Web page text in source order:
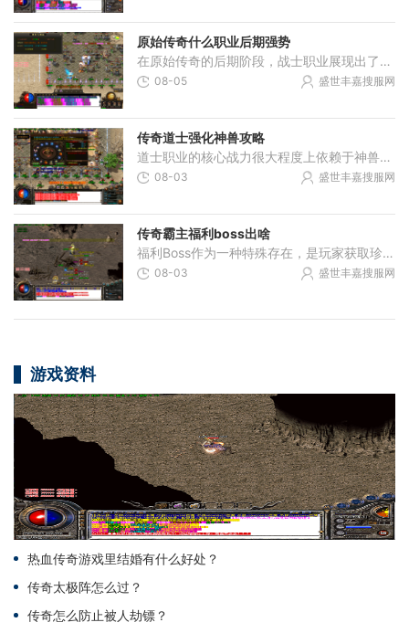
原始传奇什么职业后期强势
在原始传奇的后期阶段，战士职业展现出了强大的生存能力和高额爆发伤害的优势。战士凭借其高血量和防御力，能够在战斗中承受大量伤害，为队友创造安全的输出环境。虽然战士在
08-05 盛世丰嘉搜服网
传奇道士强化神兽攻略
道士职业的核心战力很大程度上依赖于神兽的强度，提升神兽能力需要从基础技能着手。召唤神兽技能的等级直接决定了召唤物的基础属性，技能等级越高，神兽的初始等级和战斗力就
08-03 盛世丰嘉搜服网
传奇霸主福利boss出啥
福利Boss作为一种特殊存在，是玩家获取珍贵装备、宝石和各类资源的关键途径。这些Boss通常隐藏在特定地图或区域内，挑战成功后不仅能够获得提升战力的必备道具，还有机会解锁更强
08-03 盛世丰嘉搜服网
游戏资料
热血传奇游戏里结婚有什么好处？
传奇太极阵怎么过？
传奇怎么防止被人劫镖？